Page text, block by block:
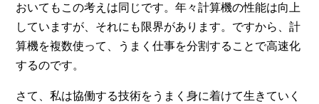
おいてもこの考えは同じです。年々計算機の性能は向上
していますが、それにも限界があります。ですから、計
算機を複数使って、うまく仕事を分割することで高速化
するのです。
さて、私は協働する技術をうまく身に着けて生きていく